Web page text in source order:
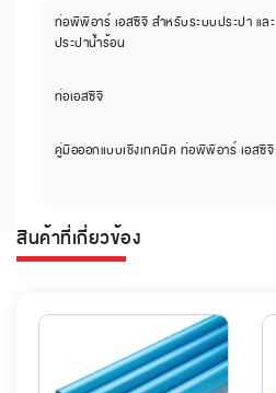
ท่อพีพีอาร์ เอสซีจี สำหรับระบบประปา และ
ประปาน้ำร้อน
ท่อเอสซีจี
คู่มือออกแบบเชิงเทคนิค ท่อพีพีอาร์ เอสซีจี
สินค้าที่เกี่ยวข้อง